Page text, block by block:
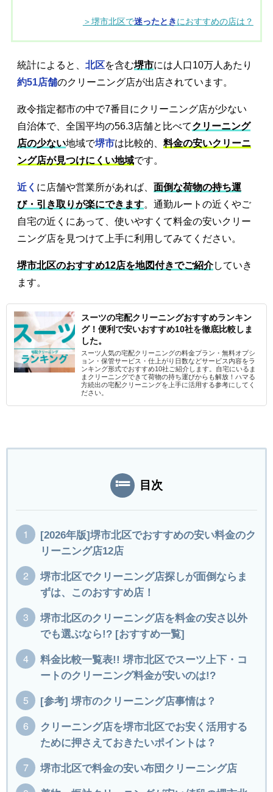
＞堺市北区で迷ったとき におすすめの店は？
統計によると、 北区を含む堺市には人口10万人あたり
約51店舗のクリーニング店が出店されています。
政令指定都市の中で7番目にクリーニング店が少ない
自治体で、全国平均の56.3店舗と比べてクリーニング
店の少ない地域で堺市は比較的、 料金の安いクリーニ
ング店が見つけにくい地域です。
近く に店舗や営業所があれば、 面倒な荷物の持ち運
び・引き取りが楽にできます。通勤ルートの近くやご
自宅の近くにあって、使いやすくて料金の安いクリー
ニング店を見つけて上手に利用してみてください。
堺市北区のおすすめ12店を地図付きでご紹介していき
ます。
スーツの宅配クリーニングおすすめランキン
グ！便利で安いおすすめ10社を徹底比較しま
した。
スーツ人気の宅配クリーニングの料金プラン・無料オプシ
ョン・保管サービス・仕上がり日数などサービス内容をラ
ンキング形式でおすすめ10社ご紹介します。自宅にいるま
まクリーニングできて荷物の持ち運びからも解放！ハマる
方続出の宅配クリーニングを上手に活用する参考にしてく
ださい。
目次
[2026年版]堺市北区でおすすめの安い料金のク
リーニング店12店
堺市北区でクリーニング店探しが面倒ならま
ずは、このおすすめ店！
堺市北区のクリーニング店を料金の安さ以外
でも選ぶなら!? [おすすめ一覧]
料金比較一覧表!! 堺市北区でスーツ上下・コ
ートのクリーニング料金が安いのは!?
[参考] 堺市のクリーニング店事情は？
クリーニング店を堺市北区でお安く活用する
ために押さえておきたいポイントは？
堺市北区で料金の安い布団クリーニング店